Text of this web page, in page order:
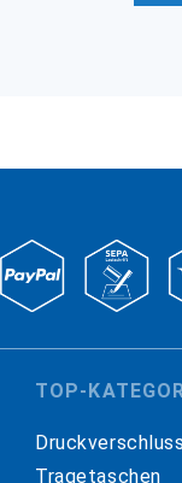
TOP-
Tragetaschen